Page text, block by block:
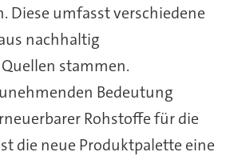
Diese umfasst verschiedene
nachhaltig
stammen.
Bedeutung
Rohstoffe für die
die neue Produktpalette eine